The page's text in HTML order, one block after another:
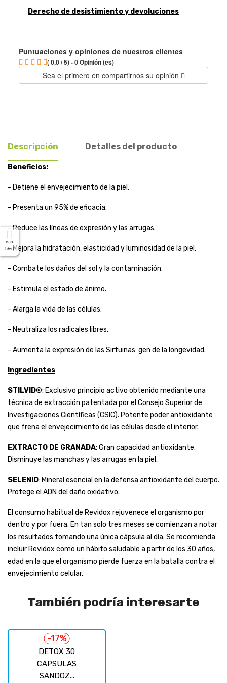
Derecho de desistimiento y devoluciones
Puntuaciones y opiniones de nuestros clientes
( 0.0 / 5) - 0 Opinión (es)
Sea el primero en compartirnos su opinión
Descripción Detalles del producto
Beneficios:
- Detiene el envejecimiento de la piel.
- Presenta un 95% de eficacia.
- Reduce las líneas de expresión y las arrugas.
- Mejora la hidratación, elasticidad y luminosidad de la piel.
- Combate los daños del sol y la contaminación.
- Estimula el estado de ánimo.
- Alarga la vida de las células.
- Neutraliza los radicales libres.
- Aumenta la expresión de las Sirtuinas: gen de la longevidad.
Ingredientes
STILVID®: Exclusivo principio activo obtenido mediante una
técnica de extracción patentada por el Consejo Superior de
Investigaciones Científicas (CSIC). Potente poder antioxidante
que frena el envejecimiento de las células desde el interior.
EXTRACTO DE GRANADA: Gran capacidad antioxidante.
Disminuye las manchas y las arrugas en la piel.
SELENIO: Mineral esencial en la defensa antioxidante del cuerpo.
Protege el ADN del daño oxidativo.
El consumo habitual de Revidox rejuvenece el organismo por
dentro y por fuera. En tan solo tres meses se comienzan a notar
los resultados tomando una única cápsula al día. Se recomienda
incluir Revidox como un hábito saludable a partir de los 30 años,
edad en la que el organismo pierde fuerza en la batalla contra el
envejecimiento celular.
También podría interesarte
DETOX 30
CAPSULAS
SANDOZ...
-17%
5.0
( Sobre 5 )